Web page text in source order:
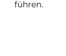
führen.